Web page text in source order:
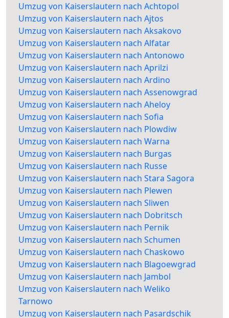
Umzug von Kaiserslautern nach Achtopol
Umzug von Kaiserslautern nach Ajtos
Umzug von Kaiserslautern nach Aksakovo
Umzug von Kaiserslautern nach Alfatar
Umzug von Kaiserslautern nach Antonowo
Umzug von Kaiserslautern nach Aprilzi
Umzug von Kaiserslautern nach Ardino
Umzug von Kaiserslautern nach Assenowgrad
Umzug von Kaiserslautern nach Aheloy
Umzug von Kaiserslautern nach Sofia
Umzug von Kaiserslautern nach Plowdiw
Umzug von Kaiserslautern nach Warna
Umzug von Kaiserslautern nach Burgas
Umzug von Kaiserslautern nach Russe
Umzug von Kaiserslautern nach Stara Sagora
Umzug von Kaiserslautern nach Plewen
Umzug von Kaiserslautern nach Sliwen
Umzug von Kaiserslautern nach Dobritsch
Umzug von Kaiserslautern nach Pernik
Umzug von Kaiserslautern nach Schumen
Umzug von Kaiserslautern nach Chaskowo
Umzug von Kaiserslautern nach Blagoewgrad
Umzug von Kaiserslautern nach Jambol
Umzug von Kaiserslautern nach Weliko
Tarnowo
Umzug von Kaiserslautern nach Pasardschik